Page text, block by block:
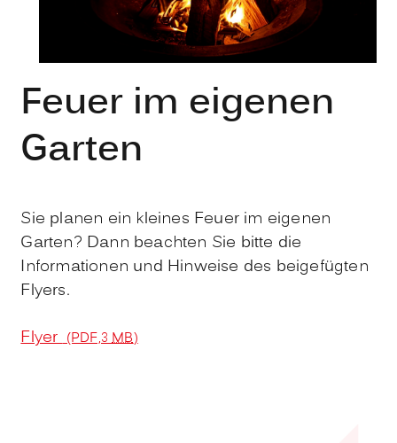
Feuer im eigenen
Garten
Sie planen ein kleines Feuer im eigenen
Garten? Dann beachten Sie bitte die
Informationen und Hinweise des beigefügten
Flyers.
Flyer(PDF,3MB)